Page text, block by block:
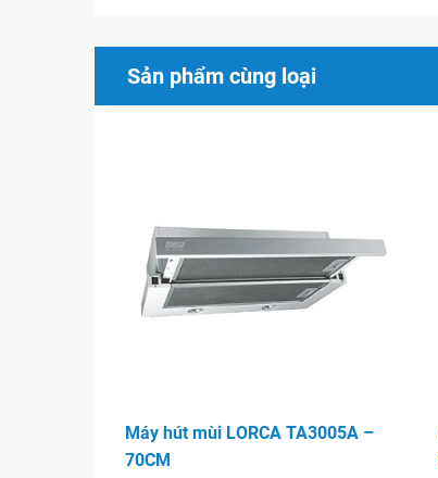
Sản phẩm cùng loại
Máy hút mùi LORCA TA3005A –
70CM